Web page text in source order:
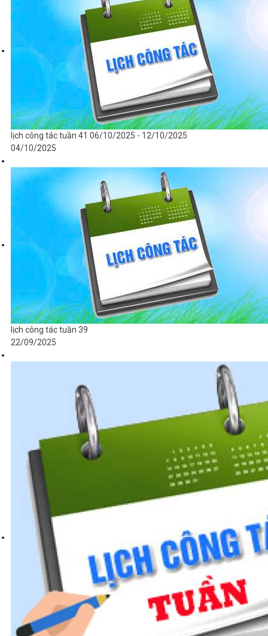
lịch công tác tuần 41 06/10/2025 - 12/10/2025
04/10/2025
lịch công tác tuần 39
22/09/2025